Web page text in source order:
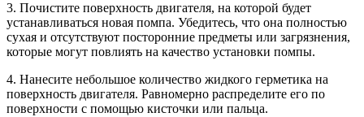
3. Почистите поверхность двигателя, на которой будет
устанавливаться новая помпа. Убедитесь, что она полностью
сухая и отсутствуют посторонние предметы или загрязнения,
которые могут повлиять на качество установки помпы.
4. Нанесите небольшое количество жидкого герметика на
поверхность двигателя. Равномерно распределите его по
поверхности с помощью кисточки или пальца.